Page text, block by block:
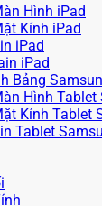
Hình iPad
Kính iPad
iPad
iPad
Bảng
Hình Tablet
Kính Tablet
Tablet